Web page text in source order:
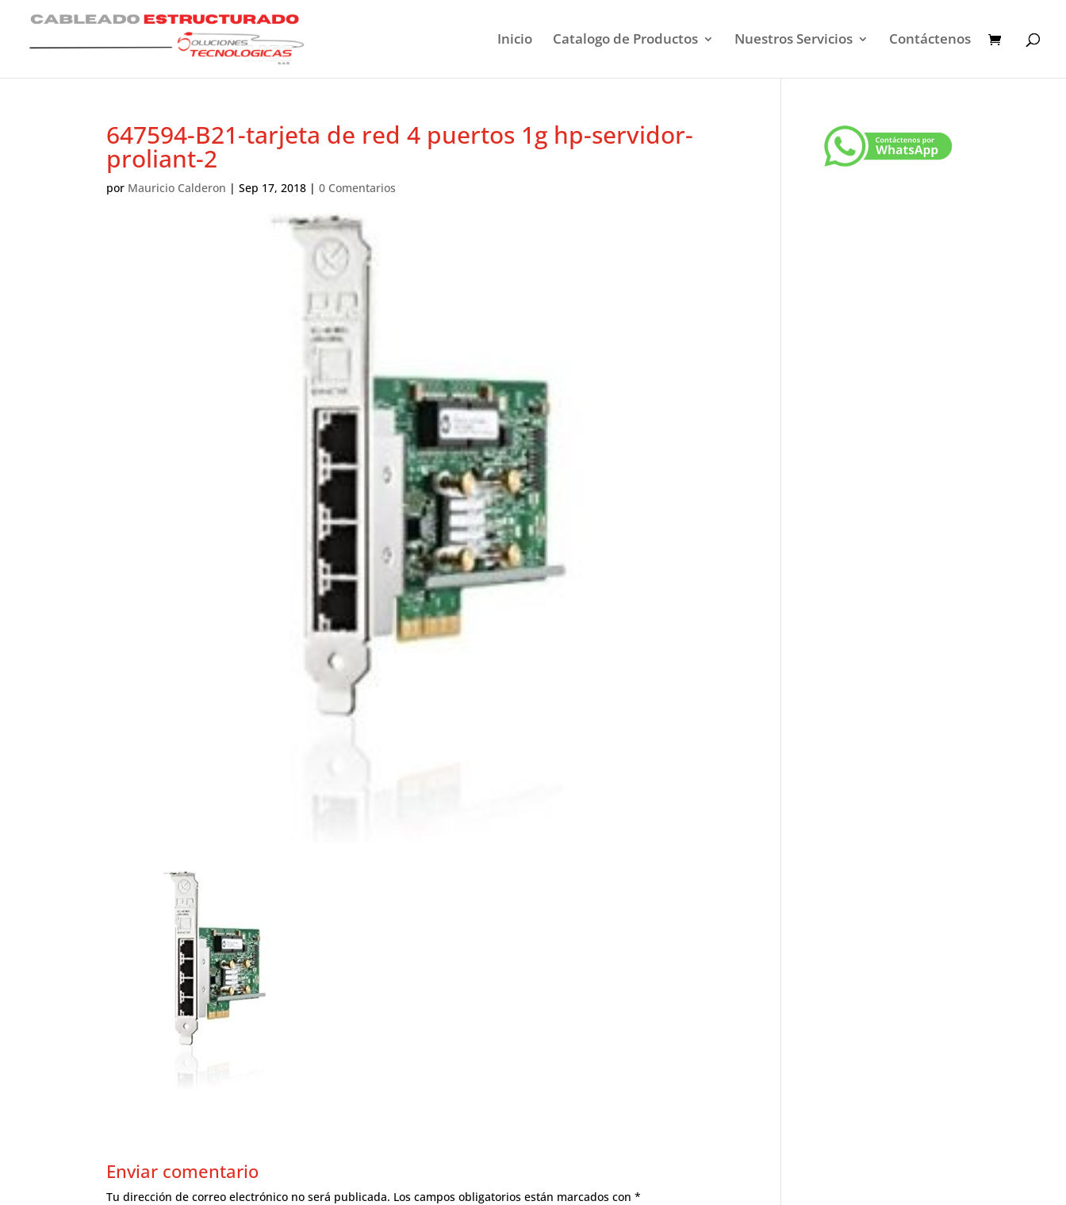
Inicio Catalogo de Productos Nuestros Servicios Contáctenos
647594-B21-tarjeta de red 4 puertos 1g hp-servidor-
proliant-2
por Mauricio Calderon |Sep 17, 2018 |0 Comentarios
Enviar comentario
Tu dirección de correo electrónico no será publicada. Los campos obligatorios están marcados con*